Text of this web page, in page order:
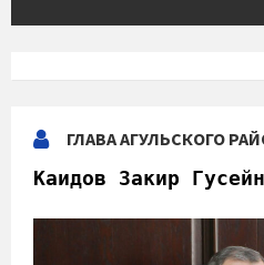
ГЛАВА АГУЛЬСКОГО
Каидов Закир